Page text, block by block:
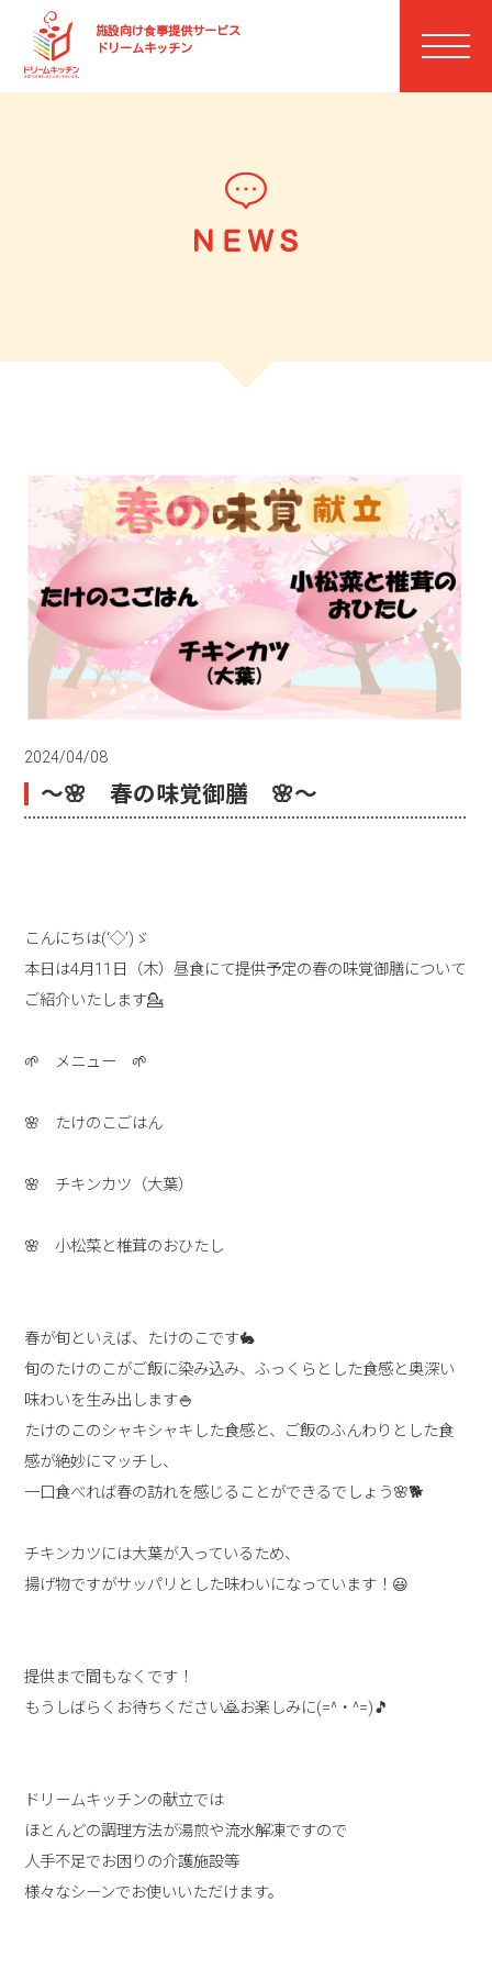
施設向け⾷事提供サービス
ドリームキッチン
ＮＥＷＳ
2024/04/08
～🌸 春の味覚御膳 🌸～
こんにちは(‘◇’)ゞ
本日は4月11日（木）昼食にて提供予定の春の味覚御膳について
ご紹介いたします💁
🌱 メニュー 🌱
🌸 たけのこごはん
🌸 チキンカツ（大葉）
🌸 小松菜と椎茸のおひたし
春が旬といえば、たけのこです🐇
旬のたけのこがご飯に染み込み、ふっくらとした食感と奥深い
味わいを生み出します🍚
たけのこのシャキシャキした食感と、ご飯のふんわりとした食
感が絶妙にマッチし、
一口食べれば春の訪れを感じることができるでしょう🌸🐕
チキンカツには大葉が入っているため、
揚げ物ですがサッパリとした味わいになっています！😃
提供まで間もなくです！
もうしばらくお待ちください🙇お楽しみに(=^・^=)🎵
ドリームキッチンの献立では
ほとんどの調理方法が湯煎や流水解凍ですので
人手不足でお困りの介護施設等
様々なシーンでお使いいただけます。